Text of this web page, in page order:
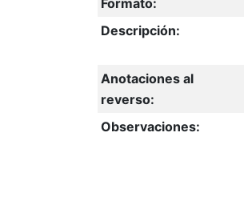
Formato:
Descripción:
Anotaciones al
reverso:
Observaciones: